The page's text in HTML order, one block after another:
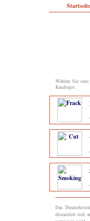
Startseite
Wählen Sie
Kataloges.
Das
distanziert sich